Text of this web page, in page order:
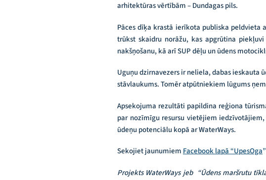
arhitektūras vērtībām – Dundagas pils.
Pāces dīķa krastā ierīkota publiska
trūkst skaidru norāžu, kas apgrūtina
nakšņošanu, kā arī SUP dēļu un ūdens
Uguņu dzirnavezers ir neliela, dabas ieskauta
stāvlaukums. Tomēr atpūtniekiem lūgums
Apsekojuma rezultāti papildina reģiona
par nozīmīgu resursu vietējiem
ūdeņu potenciālu kopā ar WaterWays.
Sekojiet jaunumiemFacebook lapā“UpesOga”
Projekts WaterWays jeb “Ūdens maršrutu